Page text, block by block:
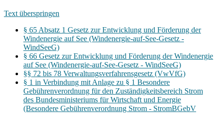
Text überspringen
§ 65 Absatz 1 Gesetz zur Entwicklung und Förderung der
Windenergie auf See (Windenergie-auf-See-Gesetz -
WindSeeG)
§ 66 Gesetz zur Entwicklung und Förderung der Windenergie
auf See (Windenergie-auf-See-Gesetz - WindSeeG)
§§ 72 bis 78 Verwaltungsverfahrensgesetz (VwVfG)
§ 1 in Verbindung mit Anlage zu § 1 Besondere
Gebührenverordnung für den Zuständigkeitsbereich Strom
des Bundesministeriums für Wirtschaft und Energie
(Besondere Gebührenverordnung Strom - StromBGebV